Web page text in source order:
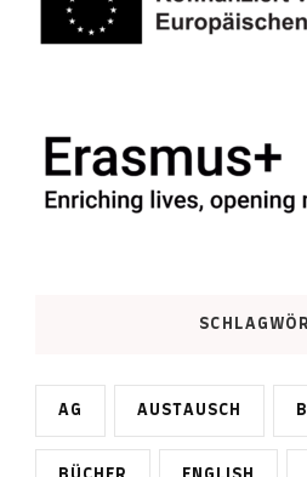
AG AUSTAUSCH